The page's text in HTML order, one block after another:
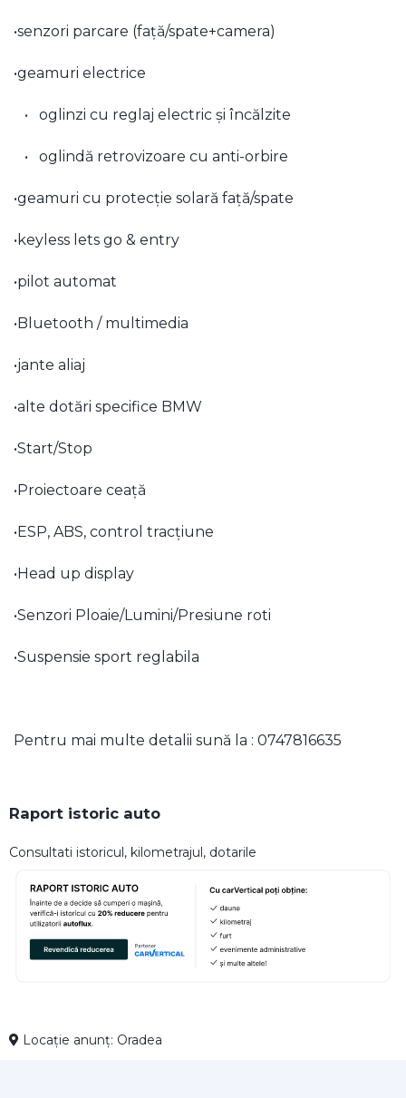
•senzori parcare (față/spate+camera)
•geamuri electrice
• oglinzi cu reglaj electric și încălzite
• oglindă retrovizoare cu anti-orbire
•geamuri cu protecție solară față/spate
•keyless lets go & entry
•pilot automat
•Bluetooth / multimedia
•jante aliaj
•alte dotări specifice BMW
•Start/Stop
•Proiectoare ceață
•ESP, ABS, control tracțiune
•Head up display
•Senzori Ploaie/Lumini/Presiune roti
•Suspensie sport reglabila
Pentru mai multe detalii sună la : 0747816635
Raport istoric auto
Consultati istoricul, kilometrajul, dotarile
Locație anunț: Oradea